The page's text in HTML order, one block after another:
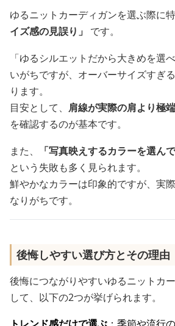
ゆるニットカーディガンを選ぶ際に特
イズ感の見誤り」
です。
「ゆるシルエットだから大きめを選
いがちですが、オーバーサイズすぎ
ります。
目安として、 肩線が実際の肩より極
を確認するのが基本です。
また、
「写真映えするカラーを選ん
という失敗も多く見られます。
鮮やかなカラーは印象的ですが、実
なりがちです。
後悔しやすい選び方とその理由
後悔につながりやすいゆるニットカ
して、以下の2つが挙げられます。